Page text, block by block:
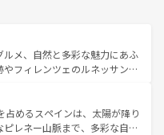
メ、自然と多彩な魅力にあふ
やフィレンツェのルネッサンス
園風景やアマルフィ海岸の絶
い。観光の合間には、本場の
タリア料理を堪能することも
占めるスペインは、太陽が降り
レネー山脈まで、多彩な自然